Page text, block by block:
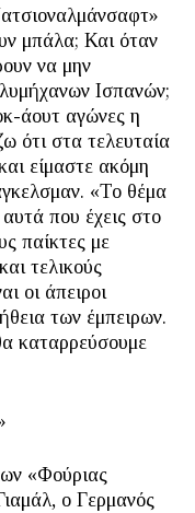
μπάλα; Και όταν
να μην
Ισπανών;
άουτ αγώνες η
ότι στα τελευταία
είμαστε ακόμη
«Το θέμα
που έχεις στο
παίκτες με
τελικούς
οι άπειροι
των έμπειρων.
καταρρεύσουμε
«Φούριας
ο Γερμανός